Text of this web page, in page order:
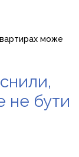
може
не бути